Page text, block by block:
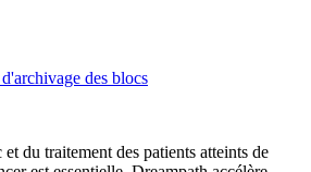
des blocs
du traitement des patients atteints de